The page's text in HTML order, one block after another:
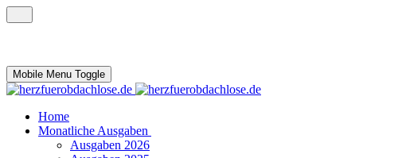
Mobile Menu Toggle
Home
Monatliche Ausgaben
Ausgaben 2026